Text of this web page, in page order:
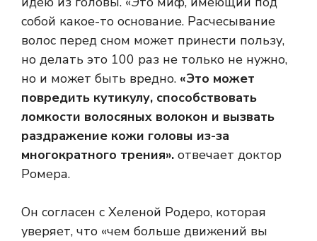
собой какое-то основание. Расчесывание
волос перед сном может принести пользу,
но делать это 100 раз не только не нужно,
но и может быть вредно. «Это может
повредить кутикулу, способствовать
ломкости волосяных волокон и вызвать
раздражение кожи головы из-за
многократного трения». отвечает доктор
Ромера.
Он согласен с Хеленой Родеро, которая
уверяет, что «чем больше движений вы